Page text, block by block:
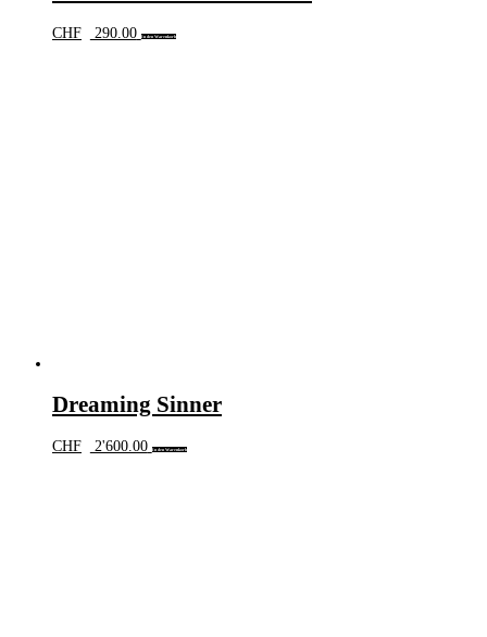
CHF 290.00 In den Warenkorb
Dreaming Sinner
CHF 2'600.00 In den Warenkorb